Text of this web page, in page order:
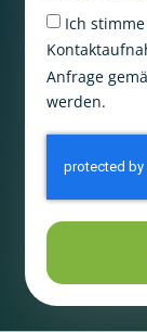
Ich
Anfrage
werden.